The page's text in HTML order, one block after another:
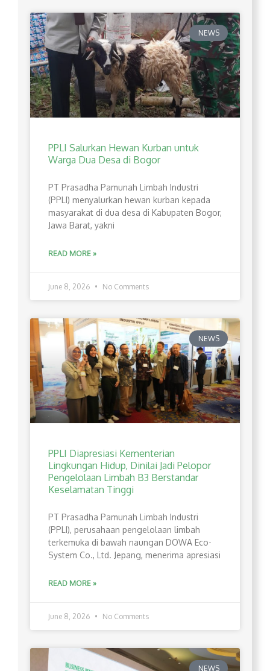
NEWS
PPLI Salurkan Hewan Kurban untuk
Warga Dua Desa di Bogor
PT Prasadha Pamunah Limbah Industri
(PPLI) menyalurkan hewan kurban kepada
masyarakat di dua desa di Kabupaten Bogor,
Jawa Barat, yakni
READ MORE »
June 8, 2026 No Comments
NEWS
PPLI Diapresiasi Kementerian
Lingkungan Hidup, Dinilai Jadi Pelopor
Pengelolaan Limbah B3 Berstandar
Keselamatan Tinggi
PT Prasadha Pamunah Limbah Industri
(PPLI), perusahaan pengelolaan limbah
terkemuka di bawah naungan DOWA Eco-
System Co., Ltd. Jepang, menerima apresiasi
READ MORE »
June 8, 2026 No Comments
NEWS